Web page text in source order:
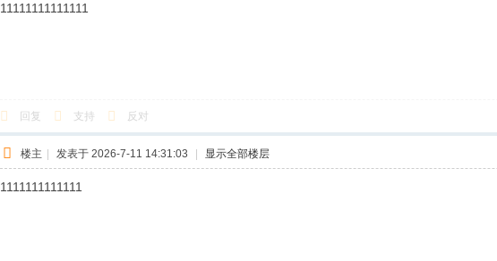
11111111111111
回复 支持 反对
楼主 | 发表于 2026-7-11 14:31:03 | 显示全部楼层
1111111111111